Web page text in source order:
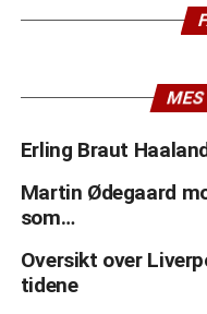
Erling Braut
Martin Ødegaard
som…
Oversikt over
tidene